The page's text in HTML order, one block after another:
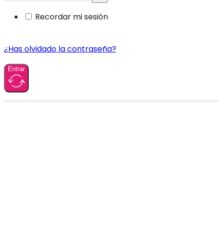
Recordar mi sesión
¿Has olvidado la contraseña?
Entrar